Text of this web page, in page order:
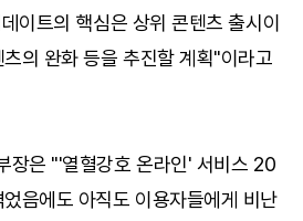
이트의 핵심은 상위 콘텐츠 출시이
의 완화 등을 추진할 계획"이라고
장은 "'열혈강호 온라인' 서비스 20
음에도 아직도 이용자들에게 비난